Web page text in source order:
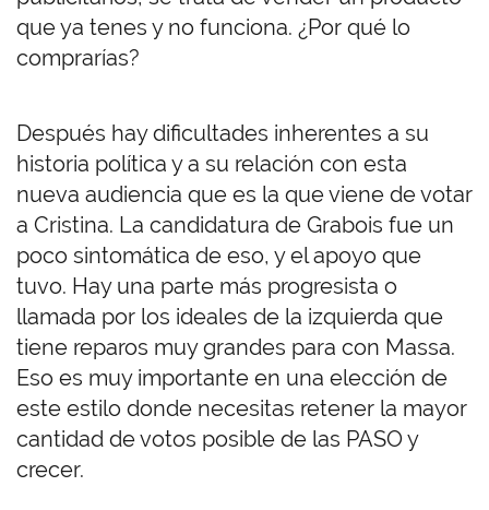
que ya tenes y no funciona. ¿Por qué lo
comprarías?
Después hay dificultades inherentes a su
historia política y a su relación con esta
nueva audiencia que es la que viene de votar
a Cristina. La candidatura de Grabois fue un
poco sintomática de eso, y el apoyo que
tuvo. Hay una parte más progresista o
llamada por los ideales de la izquierda que
tiene reparos muy grandes para con Massa.
Eso es muy importante en una elección de
este estilo donde necesitas retener la mayor
cantidad de votos posible de las PASO y
crecer.